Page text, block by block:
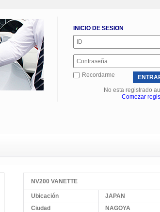
INICIO DE SESION
Recordarme
No esta registrado
Comezar
NV200 VANETTE
Ubicación
JAPAN
Ciudad
NAGOYA